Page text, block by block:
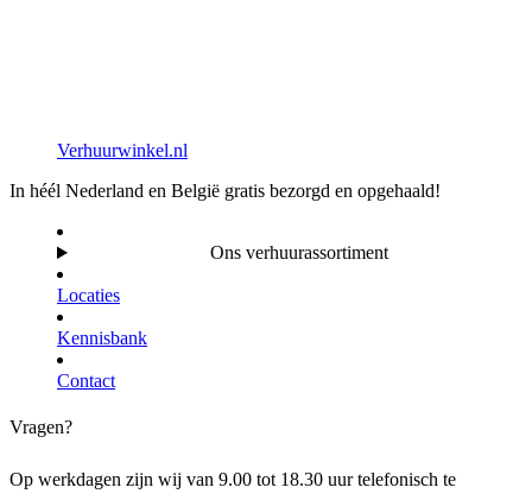
Verhuurwinkel.nl
In héél Nederland en België gratis bezorgd en opgehaald!
Ons verhuurassortiment
Locaties
Kennisbank
Contact
Vragen?
Op werkdagen zijn wij van 9.00 tot 18.30 uur telefonisch te